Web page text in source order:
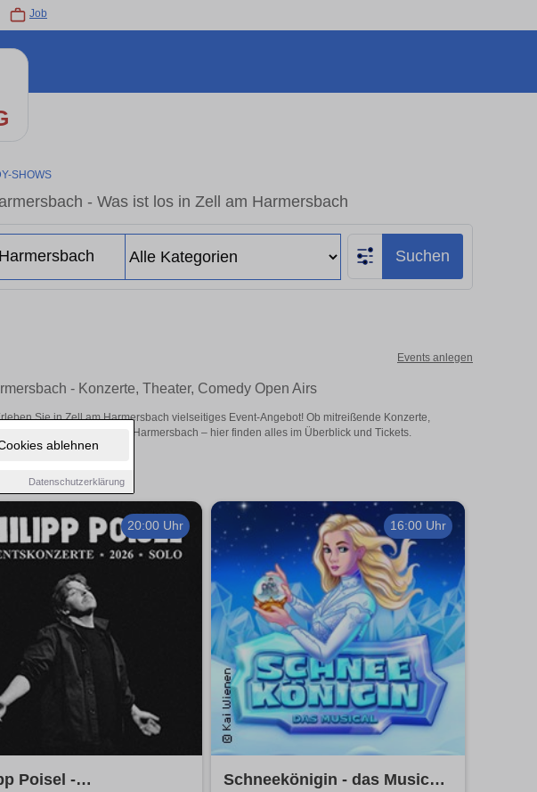
ablehnen
Datenschutzerklärung
Job
SHOWS
- Was ist los in Zell am Harmersbach
Suchen
Events anlegen
- Konzerte, Theater, Comedy Open Airs
Sie in Zell am Harmersbach vielseitiges Event-Angebot! Ob mitreißende Konzerte,
in Zell am Harmersbach – hier finden alles im Überblick und Tickets.
20:00 Uhr
Poisel -
16:00 Uhr
Schneekönigin - das Musical |